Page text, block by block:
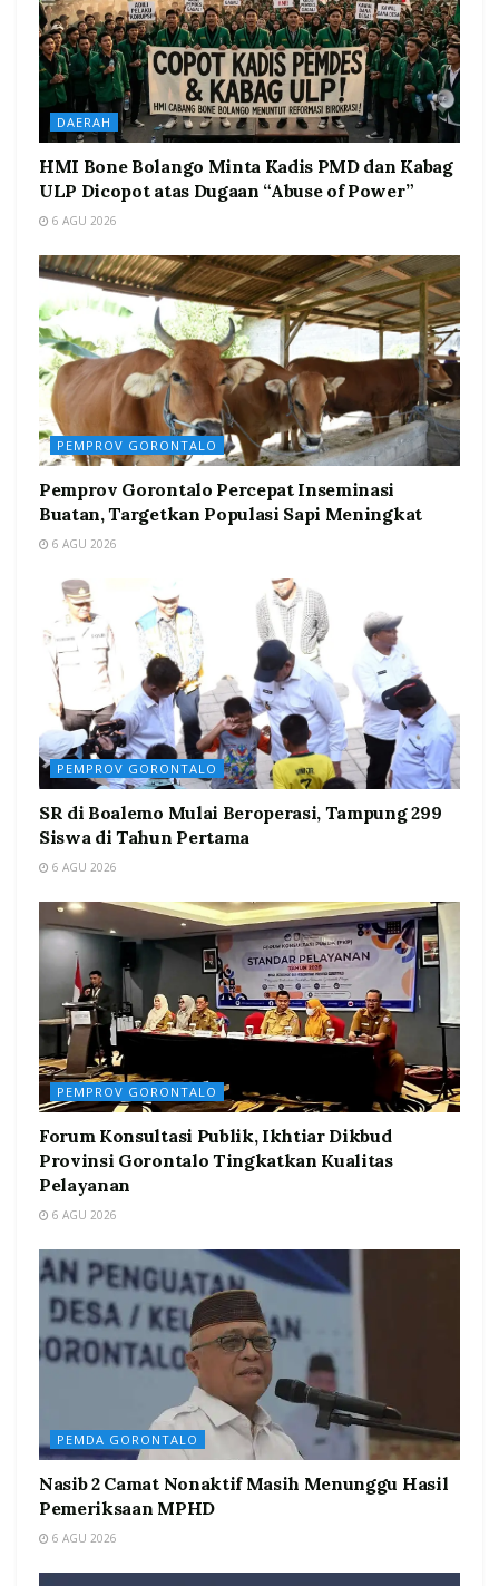
DAERAH
HMI Bone Bolango Minta Kadis PMD dan Kabag
ULP Dicopot atas Dugaan “Abuse of Power”
6 AGU 2026
PEMPROV GORONTALO
Pemprov Gorontalo Percepat Inseminasi
Buatan, Targetkan Populasi Sapi Meningkat
6 AGU 2026
PEMPROV GORONTALO
SR di Boalemo Mulai Beroperasi, Tampung 299
Siswa di Tahun Pertama
6 AGU 2026
PEMPROV GORONTALO
Forum Konsultasi Publik, Ikhtiar Dikbud
Provinsi Gorontalo Tingkatkan Kualitas
Pelayanan
6 AGU 2026
PEMDA GORONTALO
Nasib 2 Camat Nonaktif Masih Menunggu Hasil
Pemeriksaan MPHD
6 AGU 2026